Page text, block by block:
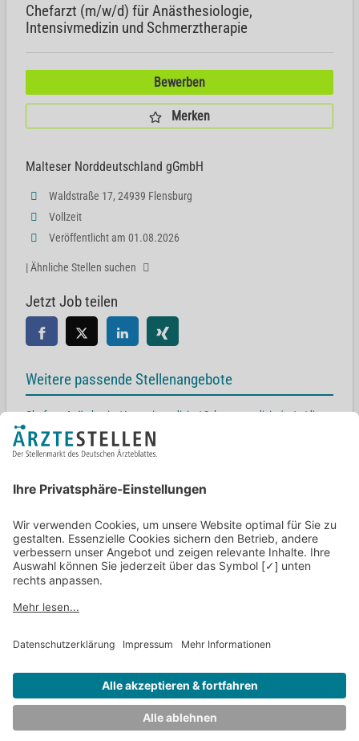
Chefarzt (m/w/d) für Anästhesiologie,
Intensivmedizin und Schmerztherapie
Bewerben
Merken
Malteser Norddeutschland gGmbH
Waldstraße 17, 24939 Flensburg
Vollzeit
Veröffentlicht am 01.08.2026
| Ähnliche Stellen suchen
Jetzt Job teilen
Weitere passende Stellenangebote
Chefarzt Anästhesie / Intensivmedizin / Schmerzmedizin (m/w/d)
Kreuzacker 1-7, 47228 Duisburg
Chefärztin/Chefarzt (m/w/d) für die Klinik für Anästhesie und
St.-Pauli-Deich 24, 29188 Bremen
Oberarzt (m/w/d) Anästhesiologie mit Zusatzbezeichnung
Intensivmedizin
Krumbacher Str. 45, 89335 Ichenhausen
Oberarzt (m/w/d) Anästhesie, Intensivmedizin und Schmerztherapie
Burgsteig 13, 33617 Bielefeld
Zurück